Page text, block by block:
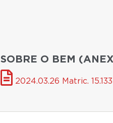
SOBRE O BEM
2024.03.26 Matric. 15.133